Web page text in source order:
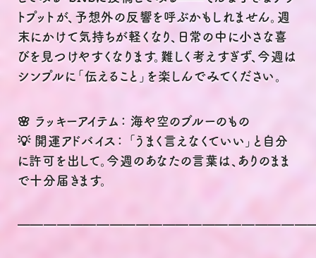
トプットが、予想外の反響を呼ぶかもしれません。週
末にかけて気持ちが軽くなり、日常の中に小さな喜
びを見つけやすくなります。難しく考えすぎず、今週は
シンプルに「伝えること」を楽しんでみてください。
🌸 ラッキーアイテム： 海や空のブルーのもの
💡 開運アドバイス： 「うまく言えなくていい」と自分
に許可を出して。今週のあなたの言葉は、ありのまま
で十分届きます。